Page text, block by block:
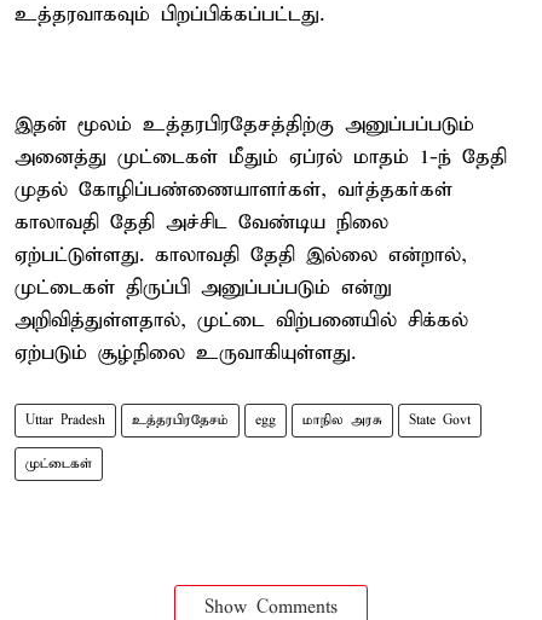
உத்தரவாகவும் பிறப்பிக்கப்பட்டது.
இதன் மூலம் உத்தரபிரதேசத்திற்கு அனுப்பப்படும்
அனைத்து முட்டைகள் மீதும் ஏப்ரல் மாதம் 1-ந் தேதி
முதல் கோழிப்பண்ணையாளர்கள், வர்த்தகர்கள்
காலாவதி தேதி அச்சிட வேண்டிய நிலை
ஏற்பட்டுள்ளது. காலாவதி தேதி இல்லை என்றால்,
முட்டைகள் திருப்பி அனுப்பப்படும் என்று
அறிவித்துள்ளதால், முட்டை விற்பனையில் சிக்கல்
ஏற்படும் சூழ்நிலை உருவாகியுள்ளது.
Uttar Pradesh உத்தரபிரதேசம் egg மாநில அரசு State Govt
முட்டைகள்
Show Comments